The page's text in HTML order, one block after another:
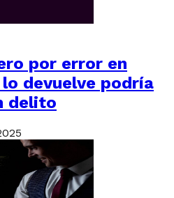
por error en
devuelve podría
delito